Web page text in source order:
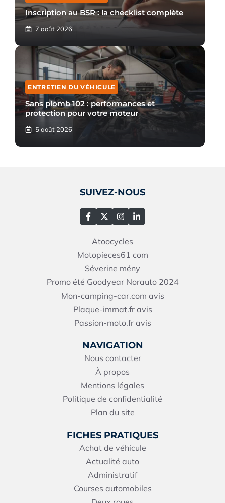
Inscription au BSR : la checklist complète
7 août 2026
ENTRETIEN DU VÉHICULE
Sans plomb 102 : performances et
protection pour votre moteur
5 août 2026
FICHES PRATIQUES
Achat de véhicule
Actualité auto
Administratif
Courses automobiles
NAVIGATION
Nous contacter
À propos
Mentions légales
Politique de confidentialité
Plan du site
SUIVEZ-NOUS
Atoocycles
Motopieces61 com
Séverine mény
Promo été Goodyear Norauto 2024
Mon-camping-car.com avis
Plaque-immat.fr avis
Passion-moto.fr avis